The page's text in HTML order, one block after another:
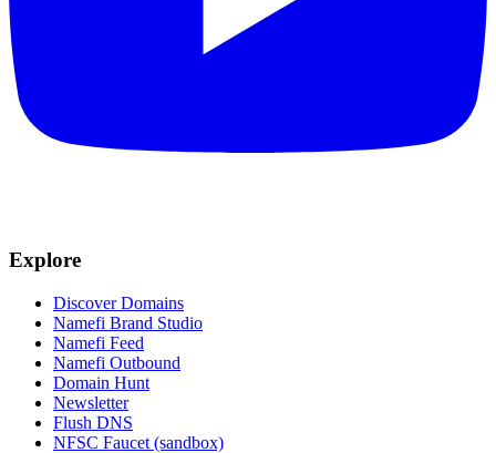
Explore
Discover Domains
Namefi Brand Studio
Namefi Feed
Namefi Outbound
Domain Hunt
Newsletter
Flush DNS
NFSC Faucet (sandbox)